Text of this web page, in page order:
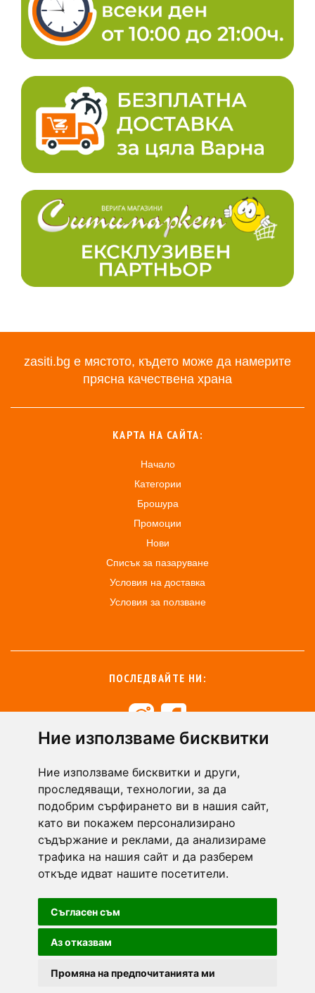
Ние използваме бисквитки
Ние използваме бисквитки и други,
проследяващи, технологии, за да
подобрим сърфирането ви в нашия сайт,
като ви покажем персонализирано
съдържание и реклами, да анализираме
трафика на нашия сайт и да разберем
откъде идват нашите посетители.
Съгласен съм
Аз отказвам
Промяна на предпочитанията ми
zasiti.bg е мястото, където може да намерите
прясна качествена храна
КАРТА НА САЙТА:
Начало
Категории
Брошура
Промоции
Нови
Списък за пазаруване
Условия на доставка
Условия за ползване
ПОСЛЕДВАЙТЕ НИ:
+359 894 49 0144
support@zasiti.bg
Zasiti.bg - всички права запазени.